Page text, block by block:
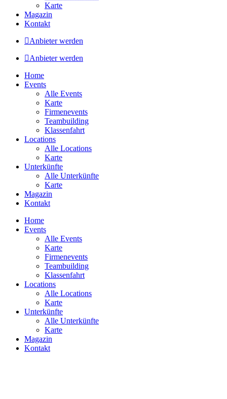
Karte
Magazin
Kontakt
Anbieter werden
Anbieter werden
Home
Events
Alle Events
Karte
Firmenevents
Teambuilding
Klassenfahrt
Locations
Alle Locations
Karte
Unterkünfte
Alle Unterkünfte
Karte
Magazin
Kontakt
Home
Events
Alle Events
Karte
Firmenevents
Teambuilding
Klassenfahrt
Locations
Alle Locations
Karte
Unterkünfte
Alle Unterkünfte
Karte
Magazin
Kontakt